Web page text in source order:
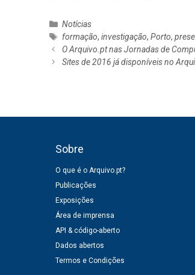
C
a
t
e
Notícias
E
t
i
formação,investigação,Porto,
N
a
O Arquivo.pt nas Jornadas de
Sites de 2016 já disponíveis no
Sobre
O que é o Arquivo.pt?
Publicações
Exposições
Área de imprensa
API & código-aberto
Dados abertos
Termos e Condições